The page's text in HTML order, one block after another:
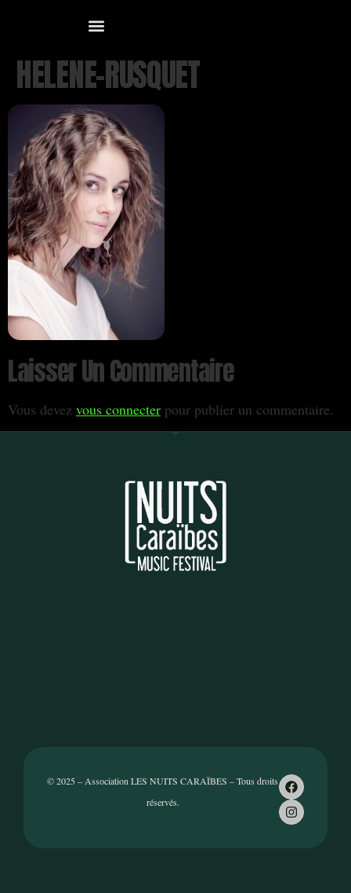
HELENE-RUSQUET
Laisser Un Commentaire
Vous devez vous connecter pour publier un commentaire.
© 2025 – Association LES NUITS CARAÏBES – Tous droits
réservés.